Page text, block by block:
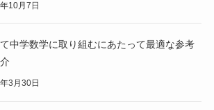
10月7日
中学数学に取り組むにあたって最適な参考
3月30日